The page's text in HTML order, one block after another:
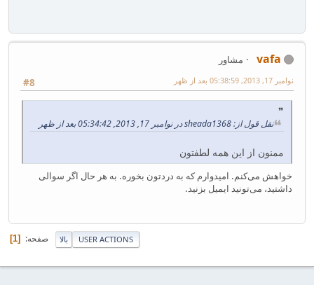
vafa
مشاور
#8
نوامبر 17, 2013, 05:38:59 بعد از ظهر
نقل قول از: sheada1368 در نوامبر 17, 2013, 05:34:42 بعد از ظهر
ممنون از این همه لطفتون
خواهش می‌کنم. امیدوارم که به دردتون بخوره. به هر حال اگر سوالی
داشتید، می‌تونید ایمیل بزنید.
بالا صفحه 1 USER ACTIONS